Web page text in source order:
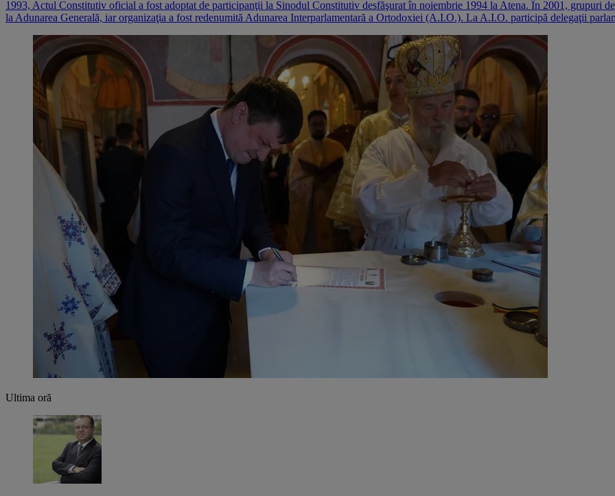
1993, Actul Constitutiv oficial a fost adoptat de participanţii la Sinodul Constitutiv desfăşurat în noiembrie 1994 la Atena. În 2001, grupuri
la Adunarea Generală, iar organizaţia a fost redenumită Adunarea Interparlamentară a Ortodoxiei (A.I.O.). La A.I.O. participă delegaţii
Ultima oră